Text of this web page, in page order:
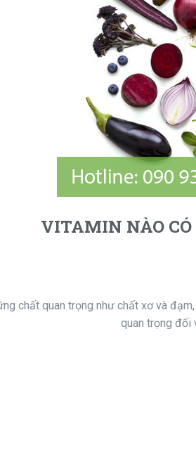
VITAMIN NÀO CÓ
chất quan trọng như chất xơ và
quan trọng đối